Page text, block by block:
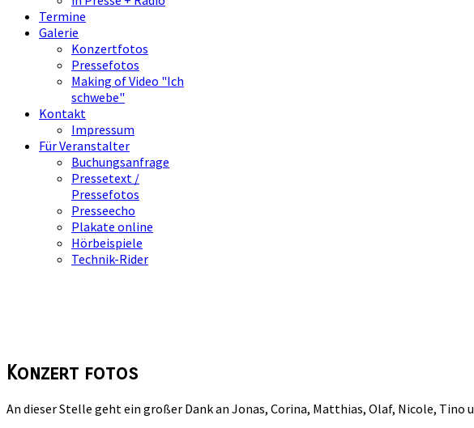
Termine
Galerie
Konzertfotos
Pressefotos
Making of Video "Ich
schwebe"
Kontakt
Impressum
Für Veranstalter
Buchungsanfrage
Pressetext /
Pressefotos
Presseecho
Plakate online
Hörbeispiele
Technik-Rider
Konzert fotos
An dieser Stelle geht ein großer Dank an Jonas, Corina, Matthias, Olaf, Nicole, Tino